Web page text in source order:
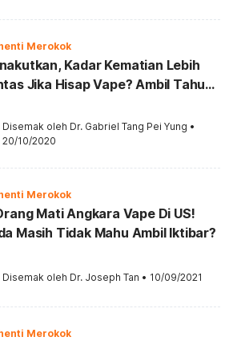
Merokok
Kadar Kematian Lebih
Jika Hisap Vape? Ambil Tahu
Disemak oleh Dr. Gabriel Tang Pei Yung •
20/10/2020
Merokok
Mati Angkara Vape Di US!
Masih Tidak Mahu Ambil Iktibar?
Disemak oleh Dr. Joseph Tan • 10/09/2021
Merokok